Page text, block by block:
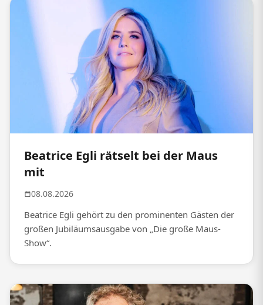
Beatrice Egli rätselt bei der Maus
mit
08.08.2026
Beatrice Egli gehört zu den prominenten Gästen der
großen Jubiläumsausgabe von „Die große Maus-
Show“.